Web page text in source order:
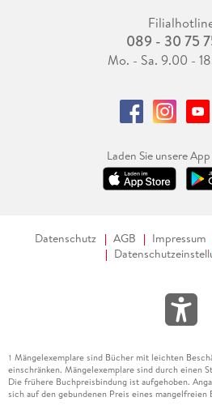
089 - 30 75
Mo. - Sa. 9.00 -
Laden Sie unsere
Datenschutz AGB Impressum
1 Mängelexemplare sind Bücher mit leichten
einschränken. Mängelexemplare sind durch einen
Die frühere Buchpreisbindung ist aufgehoben.
sich auf den gebundenen Preis eines mangelfreien